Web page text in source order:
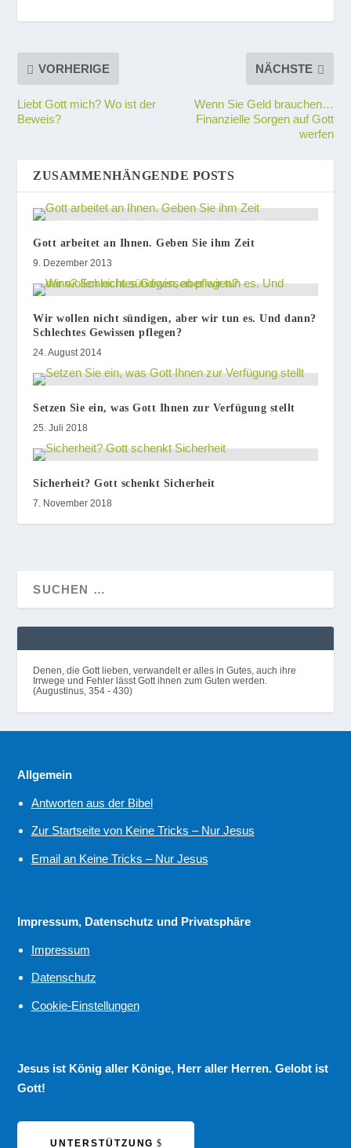
VORHERIGE
Liebt Gott mich? Wo ist der
Beweis?
NÄCHSTE
Wenn Sie Geld brauchen…
Finanzielle Sorgen auf Gott
werfen
ZUSAMMENHÄNGENDE POSTS
Gott arbeitet an Ihnen. Geben Sie ihm Zeit
9. Dezember 2013
Wir wollen nicht sündigen, aber wir tun es. Und dann?
Schlechtes Gewissen pflegen?
24. August 2014
Setzen Sie ein, was Gott Ihnen zur Verfügung stellt
25. Juli 2018
Sicherheit? Gott schenkt Sicherheit
7. November 2018
Denen, die Gott lieben, verwandelt er alles in Gutes, auch ihre
Irrwege und Fehler lässt Gott ihnen zum Guten werden.
(Augustinus, 354 - 430)
Allgemein
Antworten aus der Bibel
Zur Startseite von Keine Tricks – Nur Jesus
Email an Keine Tricks – Nur Jesus
Impressum, Datenschutz und Privatsphäre
Impressum
Datenschutz
Cookie-Einstellungen
Jesus ist König aller Könige, Herr aller Herren. Gelobt ist
Gott!
UNTERSTÜTZUNG